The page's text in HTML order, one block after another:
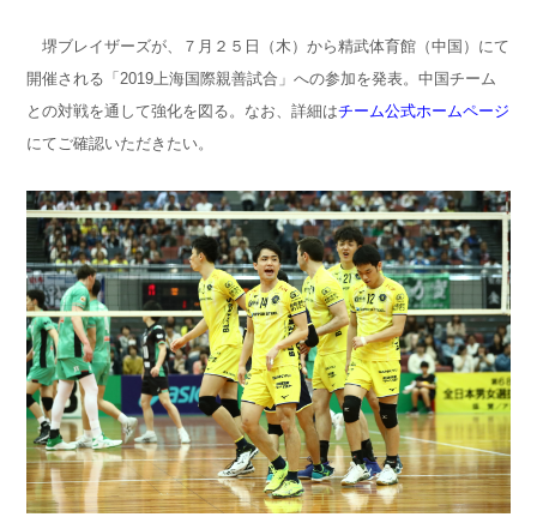
堺ブレイザーズが、７月２５日（木）から精武体育館（中国）にて
開催される「2019上海国際親善試合」への参加を発表。中国チーム
との対戦を通して強化を図る。なお、詳細はチーム公式ホームページ
にてご確認いただきたい。